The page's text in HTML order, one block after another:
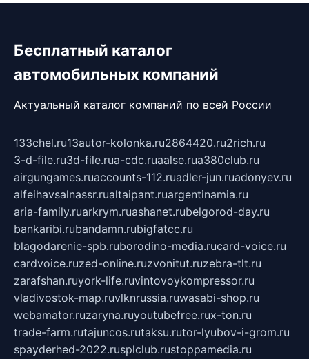
Бесплатный каталог
автомобильных компаний
Актуальный каталог компаний по всей России
133chel.ru13autor-kolonka.ru2864420.ru2rich.ru
3-d-file.ru3d-file.rua-cdc.ruaalse.rua380club.ru
airgungames.ruaccounts-112.ruadler-jun.ruadonyev.ru
alfeihavsalnassr.rualtaipant.ruargentinamia.ru
aria-family.ruarkrym.ruashanet.rubelgorod-day.ru
bankaribi.rubandamn.rubigfatcc.ru
blagodarenie-spb.ruborodino-media.rucard-voice.ru
cardvoice.ruzed-online.ruzvonitut.ruzebra-tlt.ru
zarafshan.ruyork-life.ruvintovoykompressor.ru
vladivostok-map.ruvlknrussia.ruwasabi-shop.ru
webamator.ruzaryna.ruyoutubefree.rux-ton.ru
trade-farm.rutajuncos.rutaksu.rutor-lyubov-i-grom.ru
spayderhed-2022.rusplclub.rustoppamedia.ru